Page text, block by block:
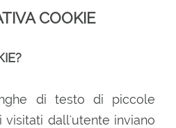
COOKIE
di testo di piccole
visitati dall'utente inviano